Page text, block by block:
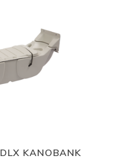
KANOBANK